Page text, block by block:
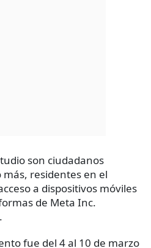
son ciudadanos
residentes en el
a dispositivos móviles
de Meta Inc.
fue del 4 al 10 de marzo